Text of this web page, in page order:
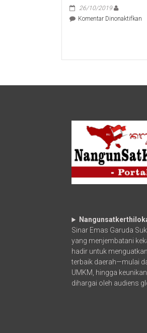
26/10/2019
Komentar Dinonaktifkan
Sinar Emas Garuda
yang menjembatani
hadir untuk
terbaik daerah—mulai
UMKM, hingga
dihargai oleh audiens